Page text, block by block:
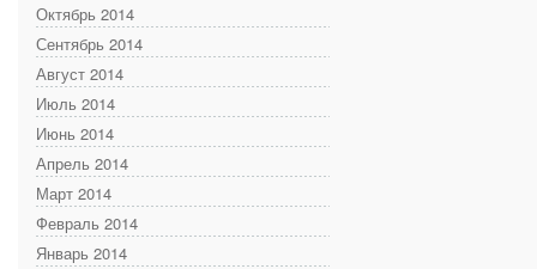
Октябрь 2014
Сентябрь 2014
Август 2014
Июль 2014
Июнь 2014
Апрель 2014
Март 2014
Февраль 2014
Январь 2014